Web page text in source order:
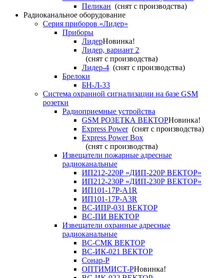
Пеликан (снят с производства)
Радиоканальное оборудование
Серия приборов «Лидер»
Приборы
ЛидерНовинка!
Лидер, вариант 2
(снят с производства)
Лидер-4 (снят с производства)
Брелоки
БН-Л-33
Система охранной сигнализации на базе GSM
розетки
Радиоприемные устройства
GSM РОЗЕТКА ВЕКТОРНовинка!
Express Power(снят с производства)
Express Power Box
(снят с производства)
Извещатели пожарные адресные
радиоканальные
ИП212-220Р «ДИП-220Р ВЕКТОР»
ИП212-230Р «ДИП-230Р ВЕКТОР»
ИП101-17Р-A1R
ИП101-17Р-A3R
ВС-ИПР-031 ВЕКТОР
ВС-ПИ ВЕКТОР
Извещатели охранные адресные
радиоканальные
ВС-СМК ВЕКТОР
ВС-ИК-021 ВЕКТОР
Сонар-Р
ОПТИМИСТ-РНовинка!